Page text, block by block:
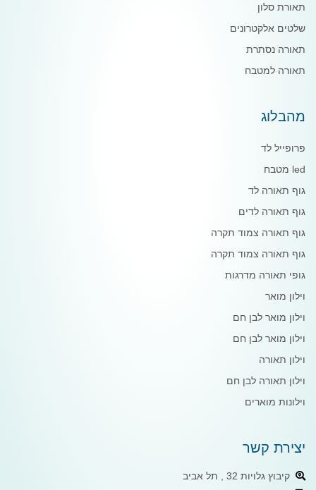
תאורת סלון
שלטים אלקטרונים
תאורה נסתרת
תאורה למטבח
מהבלוג
פרופייל לד
led מטבח
גוף תאורה לד
גוף תאורה לדים
גוף תאורה צמוד תקרה
גוף תאורה צמוד תקרה
גופי תאורה מדרגות
וילון מואר
וילון מואר לבן חם
וילון מואר לבן חם
וילון תאורה
וילון תאורה לבן חם
וילונות מוארים
יצירת קשר
קיבוץ גלויות 32 , תל אביב